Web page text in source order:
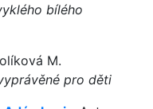
bílého
M.
pro děti